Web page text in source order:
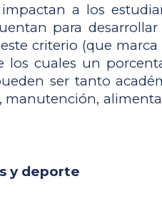
a los
para
criterio (que
los cuales un
ser tanto
manutención,
y deporte